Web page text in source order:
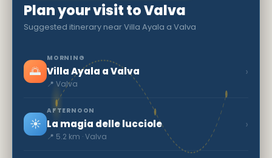
Plan your visit to Valva
Suggested itinerary near Villa Ayala a Valva
🌅
MORNING
Villa Ayala a Valva
📍 Valva
›
☀️
AFTERNOON
La magia delle lucciole
📍 5.2 km · Valva
›